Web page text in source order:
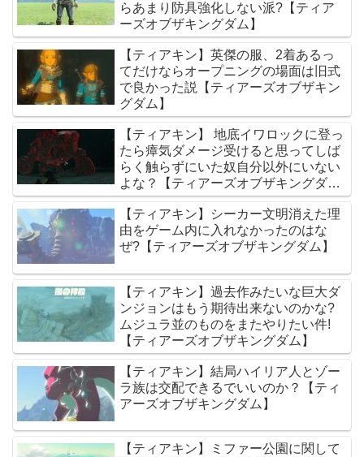
らあまり防具強化しない派?【ティア
ーズオブザキングダム】
【ティアキン】英傑の服、2着あるっ
てだけならオープニングの場面は旧式
で良かった説【ティアーズオブザキン
グダム】
【ティアキン】 地底イワロックに登っ
たら瘴気ダメージ受けると思ってしば
らく触らずにいた奴自分以外にいない
よな？【ティアーズオブザキングダ
ム】
【ティアキン】シーカー文明消えた理
由をゲーム内に入れなかったのはな
ぜ?【ティアーズオブザキングダム】
【ティアキン】過去作みたいな巨大ダ
ンジョンはもう期待出来ないのかな?
ムジュラ並のものをまたやりたい件!
【ティアーズオブザキングダム】
【ティアキン】結局ハイリア人とゾー
ラ族は交配できるでいいのか？【ティ
アーズオブザキングダム】
【ティアキン】ミファー公園に関して